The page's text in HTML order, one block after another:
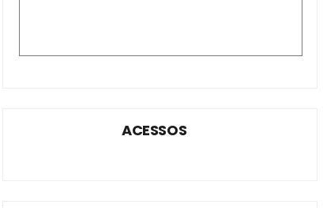
ACESSOS